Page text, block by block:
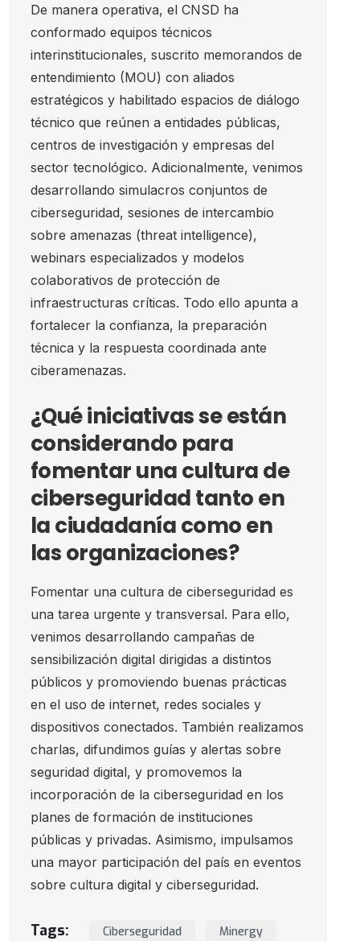
De manera operativa, el CNSD ha
conformado equipos técnicos
interinstitucionales, suscrito memorandos de
entendimiento (MOU) con aliados
estratégicos y habilitado espacios de diálogo
técnico que reúnen a entidades públicas,
centros de investigación y empresas del
sector tecnológico. Adicionalmente, venimos
desarrollando simulacros conjuntos de
ciberseguridad, sesiones de intercambio
sobre amenazas (threat intelligence),
webinars especializados y modelos
colaborativos de protección de
infraestructuras críticas. Todo ello apunta a
fortalecer la confianza, la preparación
técnica y la respuesta coordinada ante
ciberamenazas.
¿Qué iniciativas se están
considerando para
fomentar una cultura de
ciberseguridad tanto en
la ciudadanía como en
las organizaciones?
Fomentar una cultura de ciberseguridad es
una tarea urgente y transversal. Para ello,
venimos desarrollando campañas de
sensibilización digital dirigidas a distintos
públicos y promoviendo buenas prácticas
en el uso de internet, redes sociales y
dispositivos conectados. También realizamos
charlas, difundimos guías y alertas sobre
seguridad digital, y promovemos la
incorporación de la ciberseguridad en los
planes de formación de instituciones
públicas y privadas. Asimismo, impulsamos
una mayor participación del país en eventos
sobre cultura digital y ciberseguridad.
Tags: Ciberseguridad Minergy